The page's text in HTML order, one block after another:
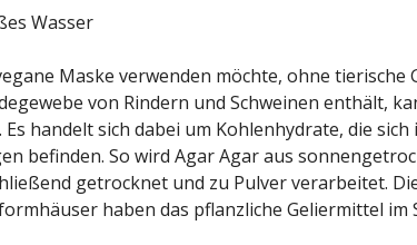
Wasser
Maske verwenden möchte, ohne tierische
von Rindern und Schweinen enthält,
Es handelt sich dabei um Kohlenhydrate, die
befinden. So wird Agar Agar aus
getrocknet und zu Pulver verarbeitet.
haben das pflanzliche Geliermittel im